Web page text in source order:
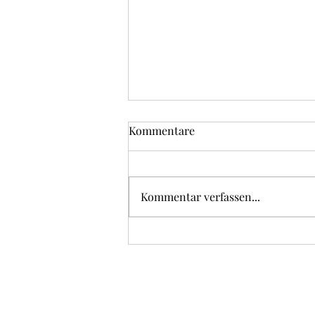
Kommentare
Kommentar verfassen...